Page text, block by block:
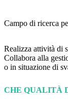
Campo di ricerca
Realizza attività di
Collabora alla
o in situazione di
CHE QUALITÀ